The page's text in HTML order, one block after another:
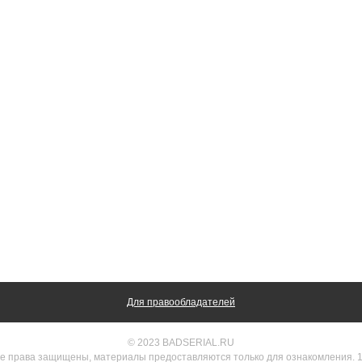
Для правообладателей
© 2023 BADSERIAL.RU
права защищены, материалы предоставляются только для ознакомления.